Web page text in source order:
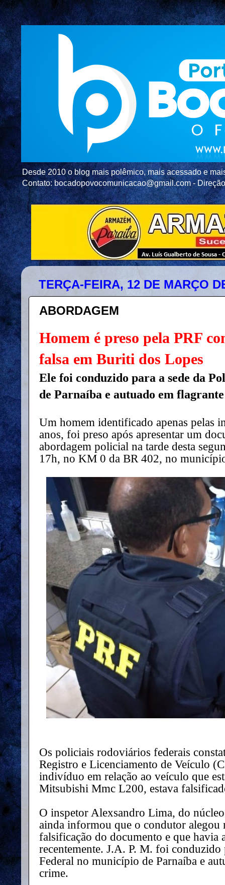
Desde 2010 o blog mais polêmico, mais acessado e
Contato: bocadopovocomunicacao@gmail.com -
TERÇA-FEIRA, 12 DE MARÇO
ABORDAGEM
Homem é preso pela PRF
falsa em Buriti dos Lopes
Ele foi conduzido para a sede da
de Parnaíba e autuado em
Um homem identificado apenas pelas
anos, foi preso após apresentar um
abordagem policial na tarde desta
17h, no KM 0 da BR 402, no
Os policiais rodoviários federais
Registro e Licenciamento de Veículo
indivíduo em relação ao veículo que
Mitsubishi Mmc L200, estava
O inspetor Alexsandro Lima, do
ainda informou que o condutor alegou
falsificação do documento e que
recentemente. J.A. P. M. foi conduzido
Federal no município de Parnaíba e
crime.